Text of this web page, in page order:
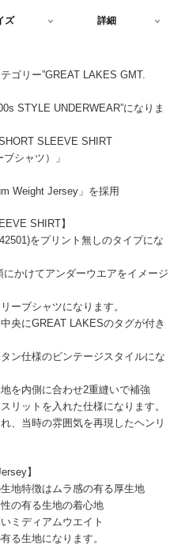
ズ 詳細
ゴリー”GREAT LAKES GMT.
STYLE UNDERWEAR”になりま
SLEEVE SHIRT
シャツ）」
Weight Jersey」を採用
SHIRT】
をプリント無しのタイプにな
かけてアンダーウエアをイメージ
ーブシャツになります。
央にGREAT LAKESのタグが付き
ン仕様のビンテージスタイルにな
を内側に合わせ2重縫いで補強
リットを入れた仕様になります。
、当時の雰囲気を再現したヘンリ
】
地特徴はムラ感の有る厚生地
の有る生地の着心地
ミディアムウエイト
る生地になります。